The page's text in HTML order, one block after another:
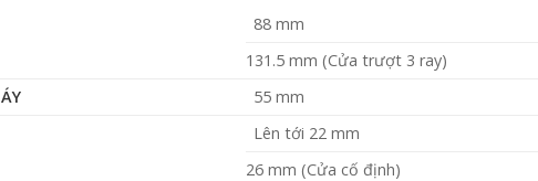
88 mm
131.5 mm (Cửa trượt 3 ray)
55 mm
Lên tới 22 mm
26 mm (Cửa cố định)